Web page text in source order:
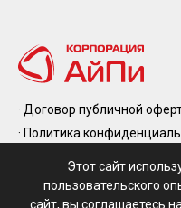
Этот сайт
пользовательского
сайт, вы соглашаетесь
· Договор публичной
· Политика
· Производители